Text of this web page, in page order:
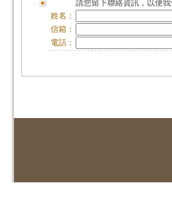
請您留下聯絡資訊，以便
姓名：
信箱：
電話：